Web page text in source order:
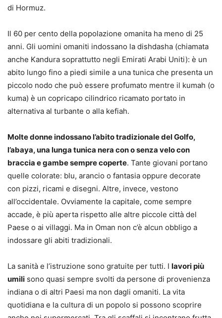
di Hormuz.
Il 60 per cento della popolazione omanita ha meno di 25
anni. Gli uomini omaniti indossano la dishdasha (chiamata
anche Kandura soprattutto negli Emirati Arabi Uniti): è un
abito lungo fino a piedi simile a una tunica che presenta un
piccolo nodo che può essere profumato mentre il kumah (o
kuma) è un copricapo cilindrico ricamato portato in
alternativa al turbante o alla kefiah.
Molte donne indossano l’abito tradizionale del Golfo,
l’abaya,una lunga tunica nera con o senza velo con
braccia e gambe sempre coperte. Tante giovani portano
quelle colorate: blu, arancio o fantasia oppure decorate
con pizzi, ricami e disegni. Altre, invece, vestono
all’occidentale. Ovviamente la capitale, come sempre
accade, è più aperta rispetto alle altre piccole città del
Paese o ai villaggi. Ma in Oman non c’è alcun obbligo a
indossare gli abiti tradizionali.
La sanità e l’istruzione sono gratuite per tutti. I lavori più
umili sono quasi sempre svolti da persone di provenienza
indiana o di altri Paesi ma non dagli omaniti. La vita
quotidiana e la cultura di un popolo si possono scoprire